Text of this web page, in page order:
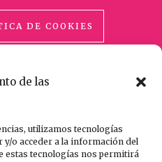
de las
utilizamos tecnologías
y/o acceder a la información del
estas tecnologías nos permitirá
DE COOKIES